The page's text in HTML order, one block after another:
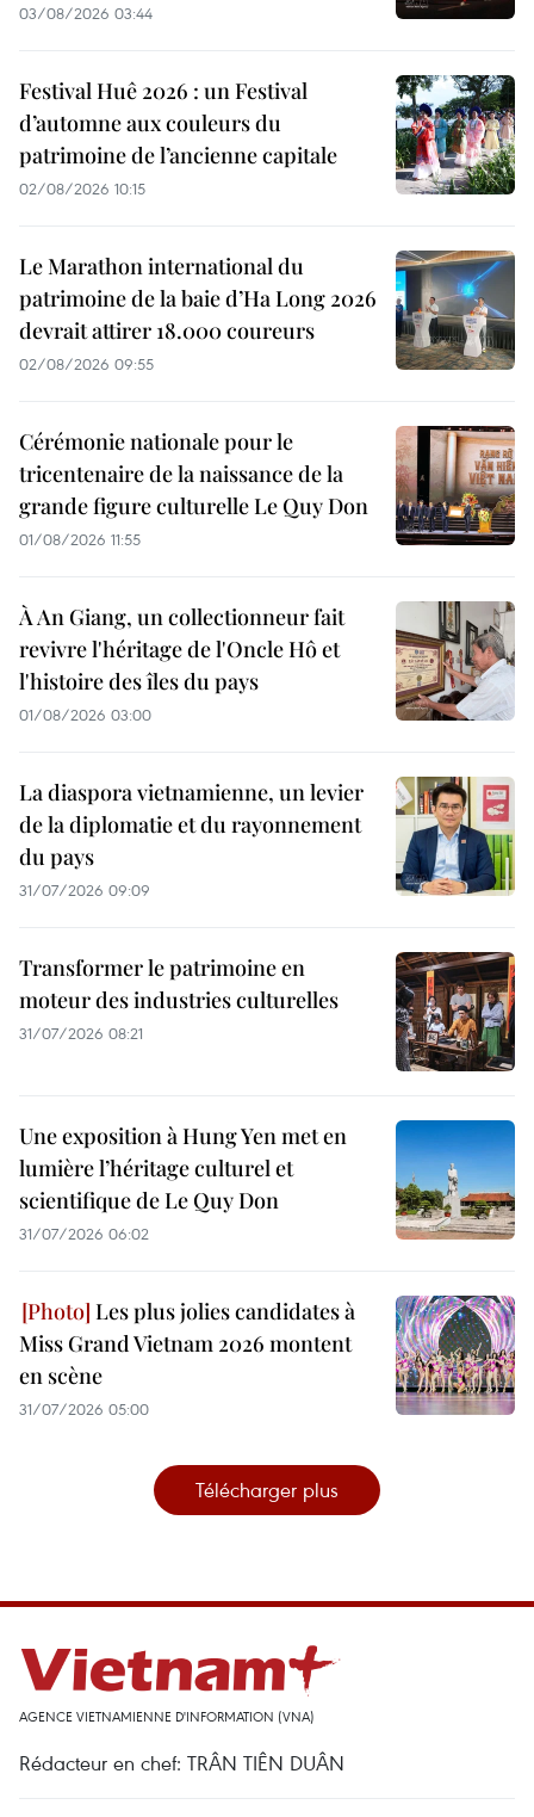
03/08/2026 03:44
Festival Huê 2026 : un Festival
d’automne aux couleurs du
patrimoine de l’ancienne capitale
02/08/2026 10:15
Le Marathon international du
patrimoine de la baie d’Ha Long 2026
devrait attirer 18.000 coureurs
02/08/2026 09:55
Cérémonie nationale pour le
tricentenaire de la naissance de la
grande figure culturelle Le Quy Don
01/08/2026 11:55
À An Giang, un collectionneur fait
revivre l'héritage de l'Oncle Hô et
l'histoire des îles du pays
01/08/2026 03:00
La diaspora vietnamienne, un levier
de la diplomatie et du rayonnement
du pays
31/07/2026 09:09
Transformer le patrimoine en
moteur des industries culturelles
31/07/2026 08:21
Une exposition à Hung Yen met en
lumière l’héritage culturel et
scientifique de Le Quy Don
31/07/2026 06:02
Les plus jolies candidates à
Miss Grand Vietnam 2026 montent
en scène
31/07/2026 05:00
Télécharger plus
AGENCE VIETNAMIENNE D'INFORMATION (VNA)
Rédacteur en chef: TRÂN TIÊN DUÂN